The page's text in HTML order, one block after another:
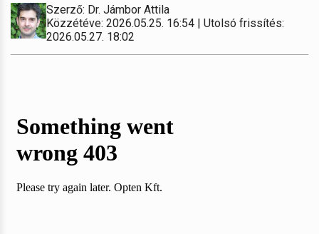
Szerző: Dr. Jámbor Attila
Közzétéve: 2026.05.25. 16:54 | Utolsó frissítés:
2026.05.27. 18:02